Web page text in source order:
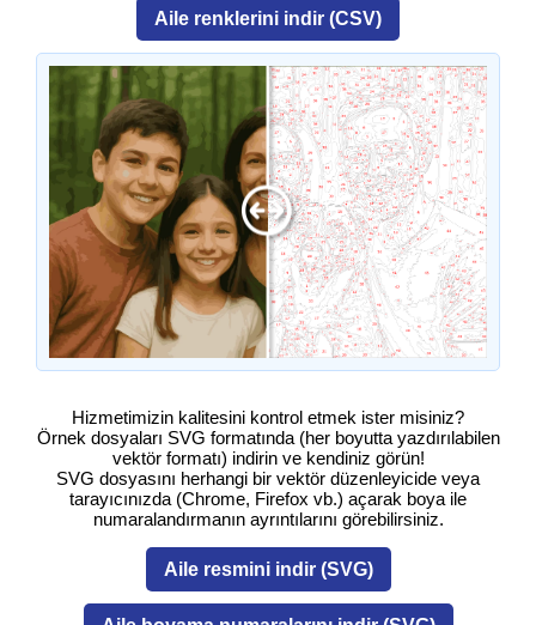
Aile renklerini indir (CSV)
Hizmetimizin kalitesini kontrol etmek ister misiniz?
Örnek dosyaları SVG formatında (her boyutta yazdırılabilen
vektör formatı) indirin ve kendiniz görün!
SVG dosyasını herhangi bir vektör düzenleyicide veya
tarayıcınızda (Chrome, Firefox vb.) açarak boya ile
numaralandırmanın ayrıntılarını görebilirsiniz.
Aile resmini indir (SVG)